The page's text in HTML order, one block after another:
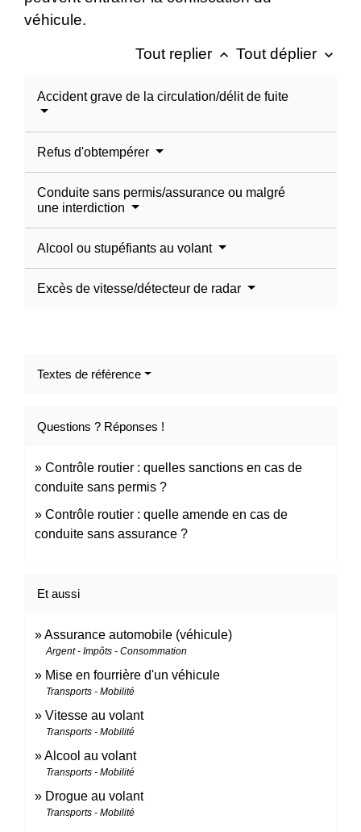
véhicule.
Tout replier keyboard_arrow_up Tout déplier keyboard_arrow_down
Accident grave de la circulation/délit de fuite
Refus d'obtempérer
Conduite sans permis/assurance ou malgré
une interdiction
Alcool ou stupéfiants au volant
Excès de vitesse/détecteur de radar
Textes de référence
Questions ? Réponses !
Contrôle routier : quelles sanctions en cas de
conduite sans permis ?
Contrôle routier : quelle amende en cas de
conduite sans assurance ?
Et aussi
Assurance automobile (véhicule)
Argent - Impôts - Consommation
Mise en fourrière d'un véhicule
Transports - Mobilité
Vitesse au volant
Transports - Mobilité
Alcool au volant
Transports - Mobilité
Drogue au volant
Transports - Mobilité